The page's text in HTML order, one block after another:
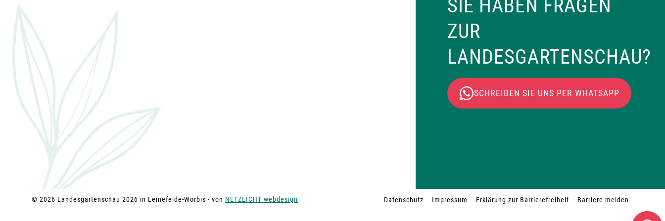
g
a
t
i
o
SIE HABEN FRAGEN
ZUR
LANDESGARTENSCHAU?
SCHREIBEN SIE UNS PER WHATSAPP
© 2026 Landesgartenschau 2026 in Leinefelde-Worbis - von NETZLICHT webdesign Datenschutz Impressum Erklärung zur Barrierefreiheit Barriere melden